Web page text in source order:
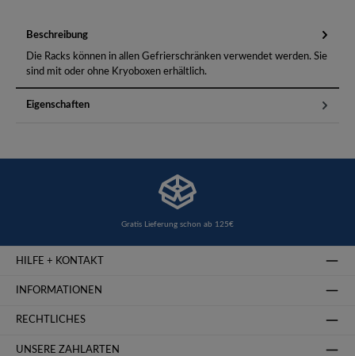
Beschreibung
Die Racks können in allen Gefrierschränken verwendet werden. Sie
sind mit oder ohne Kryoboxen erhältlich.
Eigenschaften
Gratis Lieferung schon ab 125€
HILFE + KONTAKT
INFORMATIONEN
RECHTLICHES
UNSERE ZAHLARTEN